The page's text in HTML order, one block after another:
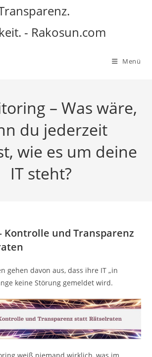
- Rakosun.com
Menü
– Was wäre,
du jederzeit
wie es um deine
IT steht?
Kontrolle und Transparenz
gehen davon aus, dass ihre IT „in
keine Störung gemeldet wird.